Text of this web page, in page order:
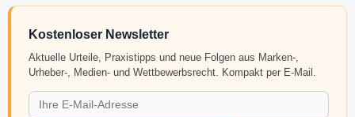
Kostenloser Newsletter
Aktuelle Urteile, Praxistipps und neue Folgen aus Marken-,
Urheber-, Medien- und Wettbewerbsrecht. Kompakt per E-Mail.